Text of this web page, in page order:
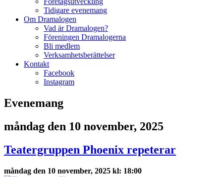
Tidigare evenemang
Om Dramalogen
Vad är Dramalogen?
Föreningen Dramalogerna
Bli medlem
Verksamhetsberättelser
Kontakt
Facebook
Instagram
Evenemang
måndag den 10 november, 2025
Teatergruppen Phoenix repeterar
måndag den 10 november, 2025 kl: 18:00